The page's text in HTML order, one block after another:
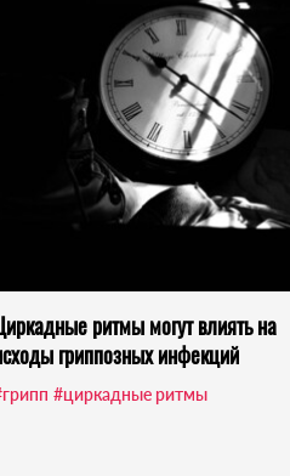
ритмы могут влиять на
гриппозных инфекций
#циркадные ритмы